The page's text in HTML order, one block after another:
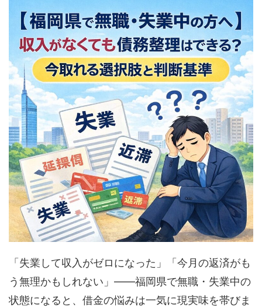
「失業して収入がゼロになった」「今月の返済がも
う無理かもしれない」——福岡県で無職・失業中の
状態になると、借金の悩みは一気に現実味を帯びま